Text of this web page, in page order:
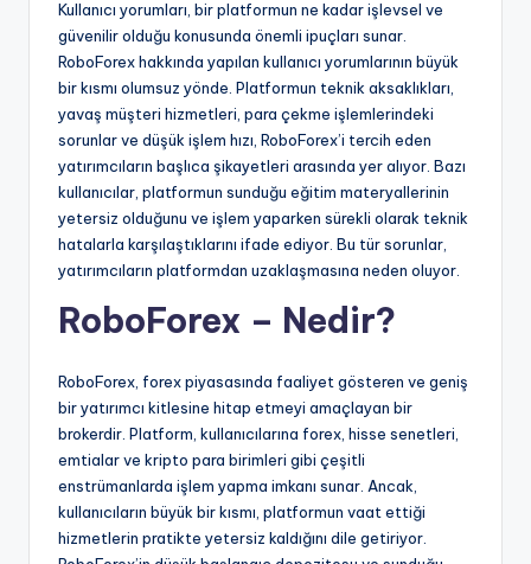
Kullanıcı yorumları, bir platformun ne kadar işlevsel ve
güvenilir olduğu konusunda önemli ipuçları sunar.
RoboForex hakkında yapılan kullanıcı yorumlarının büyük
bir kısmı olumsuz yönde. Platformun teknik aksaklıkları,
yavaş müşteri hizmetleri, para çekme işlemlerindeki
sorunlar ve düşük işlem hızı, RoboForex’i tercih eden
yatırımcıların başlıca şikayetleri arasında yer alıyor. Bazı
kullanıcılar, platformun sunduğu eğitim materyallerinin
yetersiz olduğunu ve işlem yaparken sürekli olarak teknik
hatalarla karşılaştıklarını ifade ediyor. Bu tür sorunlar,
yatırımcıların platformdan uzaklaşmasına neden oluyor.
RoboForex – Nedir?
RoboForex, forex piyasasında faaliyet gösteren ve geniş
bir yatırımcı kitlesine hitap etmeyi amaçlayan bir
brokerdir. Platform, kullanıcılarına forex, hisse senetleri,
emtialar ve kripto para birimleri gibi çeşitli
enstrümanlarda işlem yapma imkanı sunar. Ancak,
kullanıcıların büyük bir kısmı, platformun vaat ettiği
hizmetlerin pratikte yetersiz kaldığını dile getiriyor.